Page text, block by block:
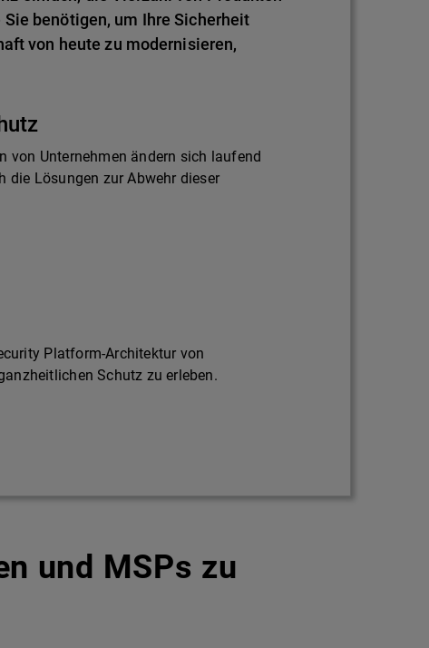
benötigen, um Ihre Sicherheit
von heute zu modernisieren,
von Unternehmen ändern sich laufend
die Lösungen zur Abwehr dieser
Platform-Architektur von
Schutz zu erleben.
und MSPs zu